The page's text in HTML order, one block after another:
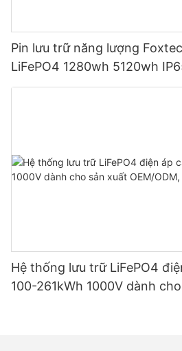
Pin lưu trữ năng lượng
LiFePO4 1280wh 5120wh
thống năng lượng mặt trời
Hệ thống lưu trữ LiFePO4
100-261kWh 1000V dành